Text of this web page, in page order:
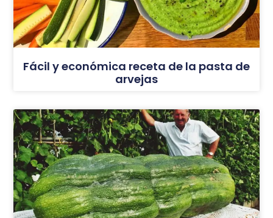
Fácil y económica receta de la pasta de
arvejas